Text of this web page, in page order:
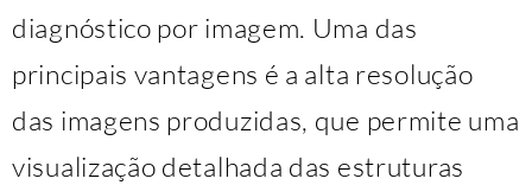
diagnóstico por imagem. Uma das
principais vantagens é a alta resolução
das imagens produzidas, que permite uma
visualização detalhada das estruturas